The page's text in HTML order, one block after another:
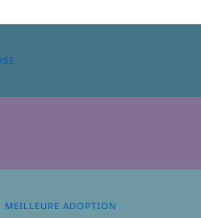
MEILLEURE ADOPTION